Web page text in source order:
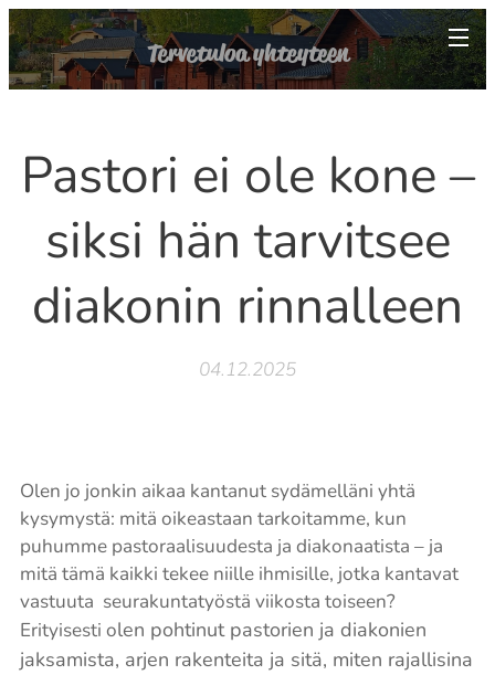
Tervetuloa yhteyteen
Pastori ei ole kone –
siksi hän tarvitsee
diakonin rinnalleen
04.12.2025
Olen jo jonkin aikaa kantanut sydämelläni yhtä
kysymystä: mitä oikeastaan tarkoitamme, kun
puhumme pastoraalisuudesta ja diakonaatista – ja
mitä tämä kaikki tekee niille ihmisille, jotka kantavat
vastuuta seurakuntatyöstä viikosta toiseen?
Erityisesti olen pohtinut pastorien ja diakonien
jaksamista, arjen rakenteita ja sitä, miten rajallisina